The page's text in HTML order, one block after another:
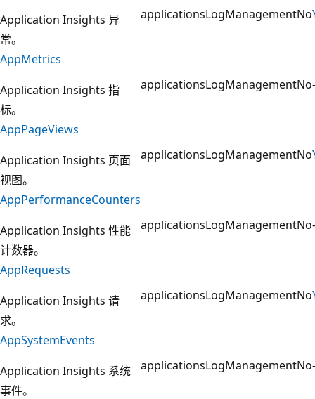
Application Insights 异
常。
applicationsLogManagementNo
AppMetrics
Application Insights 指
标。
applicationsLogManagementNo-
AppPageViews
Application Insights 页面
视图。
applicationsLogManagementNo
AppPerformanceCounters
Application Insights 性能
计数器。
applicationsLogManagementNo-
AppRequests
Application Insights 请
求。
applicationsLogManagementNo
AppSystemEvents
Application Insights 系统
事件。
applicationsLogManagementNo-